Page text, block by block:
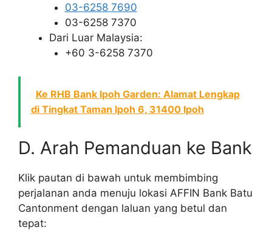
03-6258 7690
03-6258 7370
Dari Luar Malaysia:
+60 3-6258 7370
Ke RHB Bank Ipoh Garden: Alamat Lengkap
di Tingkat Taman Ipoh 6, 31400 Ipoh
D. Arah Pemanduan ke Bank
Klik pautan di bawah untuk membimbing
perjalanan anda menuju lokasi AFFIN Bank Batu
Cantonment dengan laluan yang betul dan
tepat: